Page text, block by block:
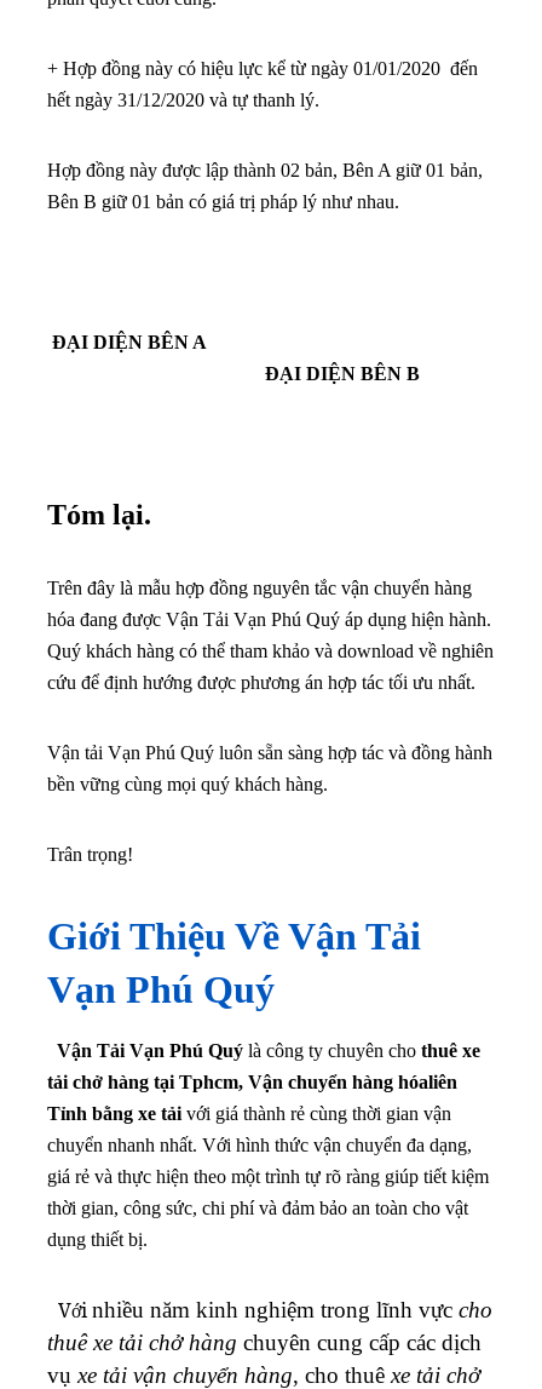
+ Hợp đồng này có hiệu lực kể từ ngày 01/01/2020 đến
hết ngày 31/12/2020 và tự thanh lý.
Hợp đồng này được lập thành 02 bản, Bên A giữ 01 bản,
Bên B giữ 01 bản có giá trị pháp lý như nhau.
ĐẠI DIỆN BÊN A
ĐẠI DIỆN BÊN B
Tóm lại.
Trên đây là mẫu hợp đồng nguyên tắc vận chuyển hàng
hóa đang được Vận Tải Vạn Phú Quý áp dụng hiện hành.
Quý khách hàng có thể tham khảo và download về nghiên
cứu để định hướng được phương án hợp tác tối ưu nhất.
Vận tải Vạn Phú Quý luôn sẵn sàng hợp tác và đồng hành
bền vững cùng mọi quý khách hàng.
Trân trọng!
Giới Thiệu Về Vận Tải
Vạn Phú Quý
Vận Tải Vạn Phú Quý là công ty chuyên cho thuê xe
tải chở hàng tại Tphcm, Vận chuyển hàng hóaliên
Tỉnh bằng xe tải với giá thành rẻ cùng thời gian vận
chuyển nhanh nhất. Với hình thức vận chuyển đa dạng,
giá rẻ và thực hiện theo một trình tự rõ ràng giúp tiết kiệm
thời gian, công sức, chi phí và đảm bảo an toàn cho vật
dụng thiết bị.
Với nhiều năm kinh nghiệm trong lĩnh vực cho
thuê xe tải chở hàng chuyên cung cấp các dịch
vụ xe tải vận chuyển hàng, cho thuê xe tải chở